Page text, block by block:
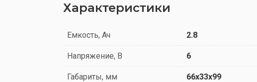
Характеристики
Емкость, Ач 2.8
Напряжение, В 6
Габариты, мм 66x33x99